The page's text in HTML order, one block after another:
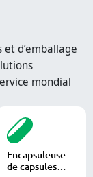
d’emballage
mondial
Encapsuleuse
de capsules